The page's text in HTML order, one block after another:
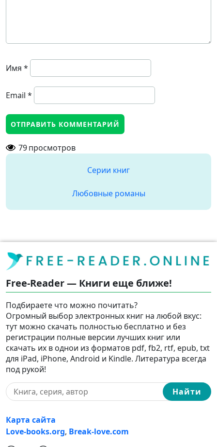
Имя *
Email *
79просмотров
Серии книг
Любовные романы
Free-Reader — Книги еще ближе!
Подбираете что можно почитать?
Огромный выбор электронных книг на любой вкус:
тут можно скачать полностью бесплатно и без
регистрации полные версии лучших книг или
скачать их в однои из форматов pdf, fb2, rtf, epub, txt
для iPad, iPhone, Android и Kindle. Литература всегда
под рукой!
Найти
Карта сайта
Love-books.org, Break-love.com